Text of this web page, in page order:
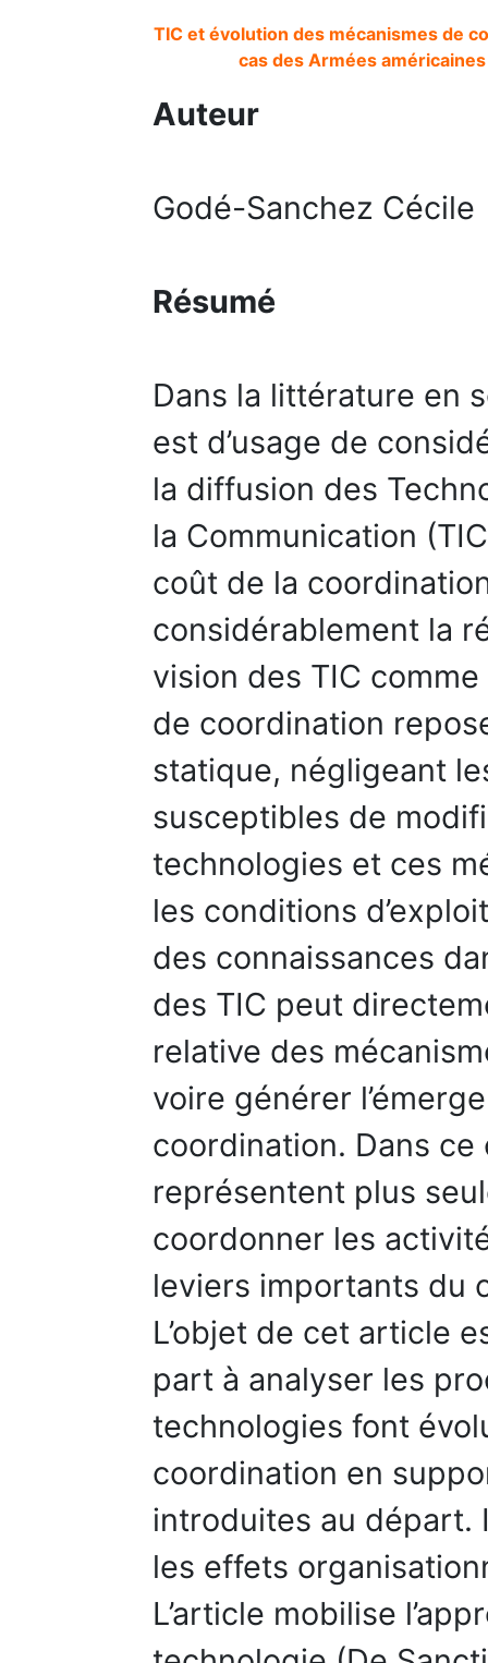
TIC et évolution des mécanismes de
cas des Armées
Auteur
Godé-Sanchez Cécile
Résumé
Dans la littérature en
est d’usage de
la diffusion des
la Communication
coût de la
considérablement la
vision des TIC
de coordination
statique, négligeant
susceptibles de
technologies et ces
les conditions
des connaissances
des TIC peut
relative des
voire générer
coordination. Dans ce
représentent plus
coordonner les
leviers importants du
L’objet de cet article
part à analyser les
technologies font
coordination en
introduites au départ.
les effets
L’article mobilise